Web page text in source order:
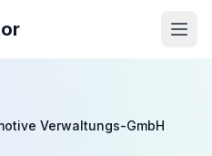
Verwaltungs-GmbH